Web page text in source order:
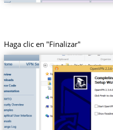
Haga clic en "Finalizar"